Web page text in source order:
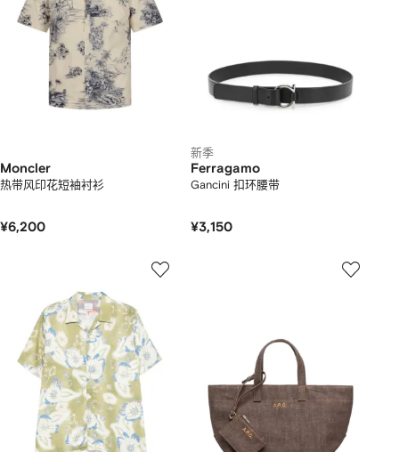
Moncler
热带风印花短袖衬衫
¥6,200
新季
Ferragamo
Gancini 扣环腰带
¥3,150